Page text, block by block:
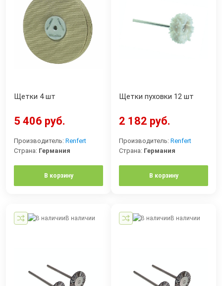
Щетки 4 шт
5 406 руб.
Производитель: Renfert
Страна: Германия
В корзину
Щетки пуховки 12 шт
2 182 руб.
Производитель: Renfert
Страна: Германия
В корзину
В наличии В наличии